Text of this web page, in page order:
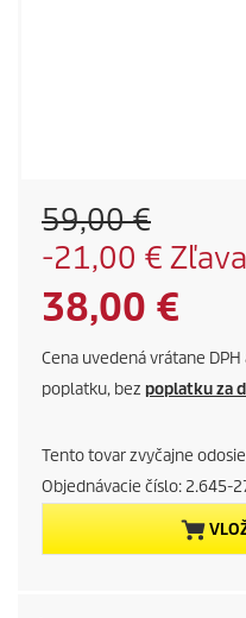
O
d
p
r
o
d
u
t
p
r
i
c
59,00 €
S
a
v
n
g
-21,00 € Zľava
C
u
r
r
e
n
38,00 €
Cena uvedená vrátane
poplatku, bez poplatku za
Tento tovar zvyčajne
Objednávacie číslo: 2.645-